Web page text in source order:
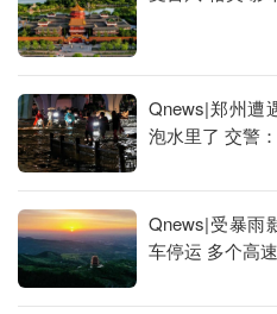
气。为保障游客游览安全
日夜爬通道关闭。
根据河南省、郑州市《关
范应对工作的通知》精神
林景区(不含少林寺常住院
院景点)、中岳庙景区(不
域于2024年7月8日即时起
Qnews|郑州遭
泡水里了 交警
Qnews|受暴雨
车停运 多个高